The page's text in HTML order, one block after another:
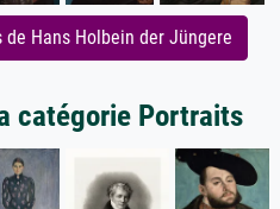
Hans Holbein der Jüngere
catégorie Portraits